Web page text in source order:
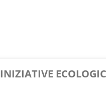
INIZIATIVE